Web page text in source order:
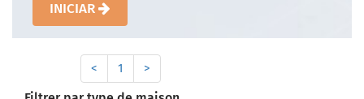
INICIAR
< 1 >